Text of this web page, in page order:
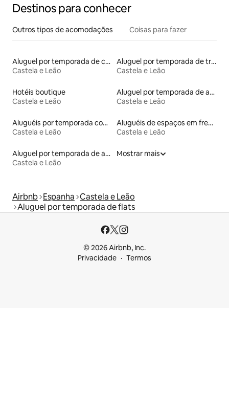
Destinos para conhecer
Outros tipos de acomodações Coisas para fazer
Aluguel por temporada de casas na terra
Castela e Leão
Aluguel por temporada de trailers
Castela e Leão
Hotéis boutique
Castela e Leão
Aluguel por temporada de apart-hotéis
Castela e Leão
Aluguéis por temporada com banheiro para PCD
Castela e Leão
Aluguéis de espaços em frente à praia
Castela e Leão
Aluguel por temporada de andares inteiros
Castela e Leão
Mostrar mais
Airbnb Espanha Castela e Leão
Aluguel por temporada de flats
© 2026 Airbnb, Inc.
Privacidade
Termos